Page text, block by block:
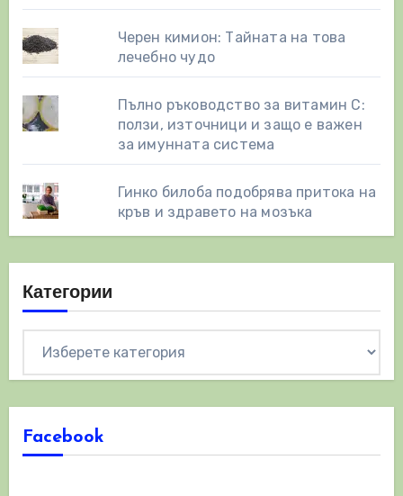
Черен кимион: Тайната на това
лечебно чудо
Пълно ръководство за витамин С:
ползи, източници и защо е важен
за имунната система
Гинко билоба подобрява притока на
кръв и здравето на мозъка
Категории
Facebook